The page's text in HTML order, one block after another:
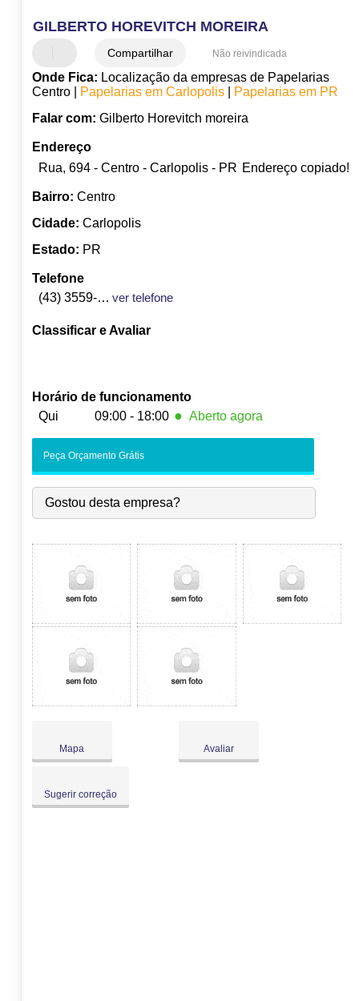
GILBERTO HOREVITCH MOREIRA
Compartilhar Não reivindicada
Onde Fica: Localização da empresas de Papelarias
Centro |
Papelarias em Carlopolis|
Papelarias em PR
Falar com: Gilberto Horevitch moreira
Endereço
Rua, 694 - Centro - Carlopolis - PR Endereço copiado!
Bairro: Centro
Cidade: Carlopolis
Estado: PR
Telefone
(43) 3559-1157
ver telefone
Classificar e Avaliar
Horário de funcionamento
Qui
09:00 - 18:00 ● Aberto agora
-
Qua:
09:00-18:00
Qui:
09:00-18:00 ●
Sáb:
Fechado
Dom:
Fechado
Peça Orçamento Grátis
Gostou desta empresa?
Mapa Avaliar
Sugerir correção